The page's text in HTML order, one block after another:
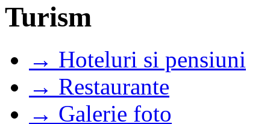
Turism
→ Hoteluri si pensiuni
→ Restaurante
→ Galerie foto